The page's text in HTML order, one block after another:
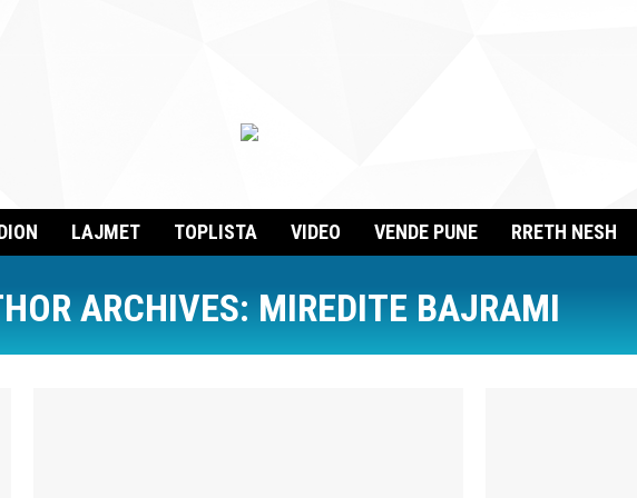
LAJMET TOPLISTA VIDEO VENDE PUNE RRETH NESH
ARCHIVES:MIREDITE BAJRAMI